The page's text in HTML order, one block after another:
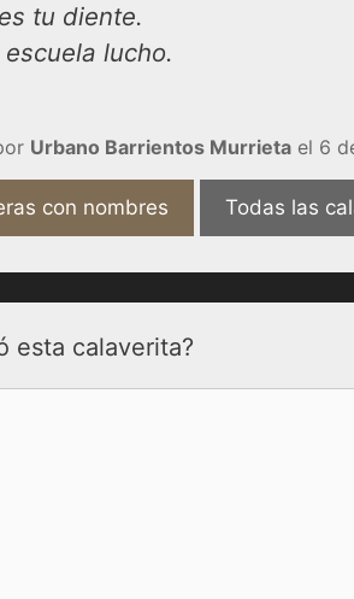
tu diente.
lucho.
Urbano Barrientos Murrieta el 6
con nombres Todas las
esta calaverita?